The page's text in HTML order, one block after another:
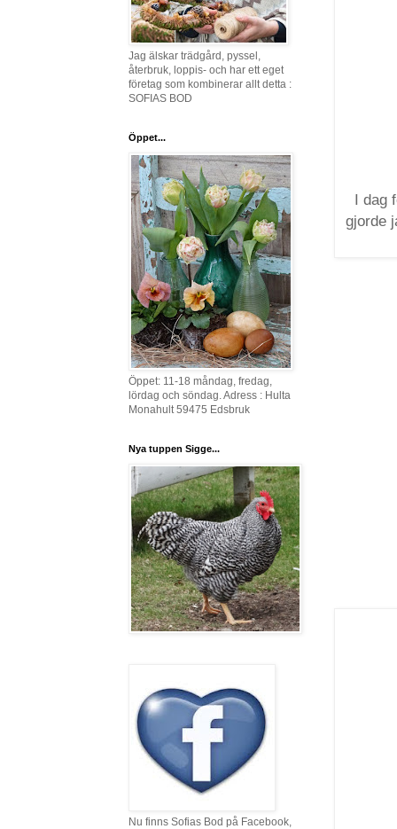
I dag
gjorde
Jag älskar trädgård, pyssel,
återbruk, loppis- och har ett eget
företag som kombinerar allt detta :
SOFIAS BOD
Öppet...
Öppet: 11-18 måndag, fredag,
lördag och söndag. Adress : Hulta
Monahult 59475 Edsbruk
Nya tuppen Sigge...
Nu finns Sofias Bod på Facebook,